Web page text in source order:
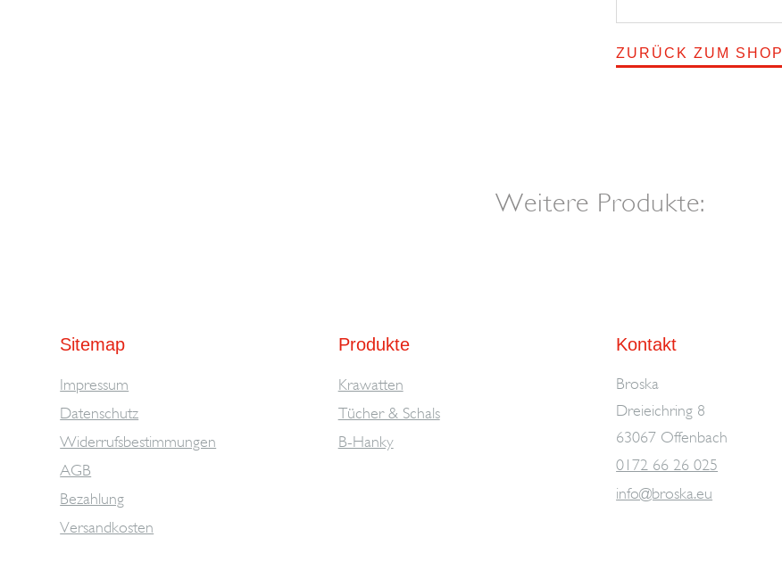
ZURÜCK ZUM SHOP
Weitere Produkte:
Sitemap
Impressum
Datenschutz
Widerrufsbestimmungen
AGB
Bezahlung
Versandkosten
Produkte
Krawatten
Tücher & Schals
B-Hanky
Kontakt
Broska
Dreieichring 8
63067 Offenbach
0172 66 26 025
info@broska.eu